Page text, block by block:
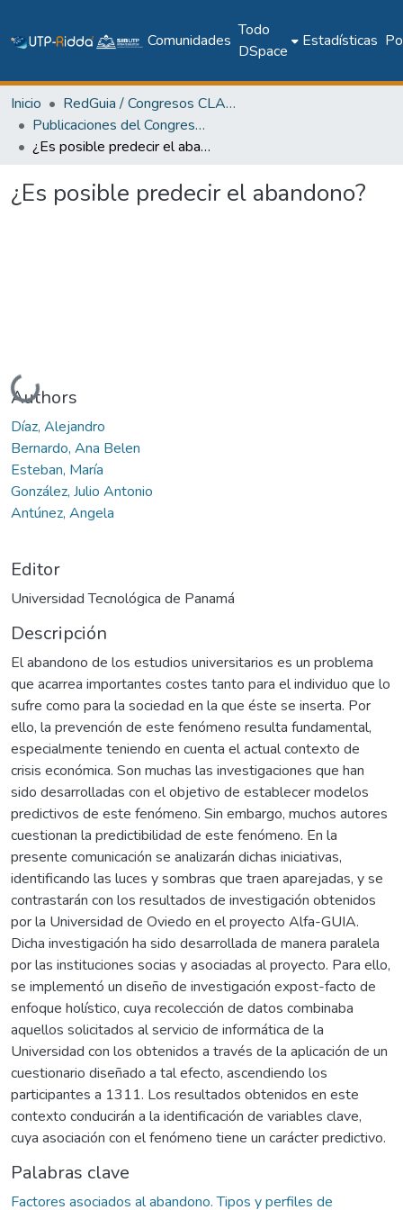
Comunidades
Todo
DSpace
Estadísticas
Inicio
RedGuia / Congresos CLABES
Publicaciones del Congreso Internacional CLABES
¿Es posible predecir el abandono?
¿Es posible predecir el abandono?
Cargando...
Authors
Díaz, Alejandro
Bernardo, Ana Belen
Esteban, María
González, Julio Antonio
Antúnez, Angela
Editor
Universidad Tecnológica de Panamá
Descripción
El abandono de los estudios universitarios es un problema
que acarrea importantes costes tanto para el individuo que lo
sufre como para la sociedad en la que éste se inserta. Por
ello, la prevención de este fenómeno resulta fundamental,
especialmente teniendo en cuenta el actual contexto de
crisis económica. Son muchas las investigaciones que han
sido desarrolladas con el objetivo de establecer modelos
predictivos de este fenómeno. Sin embargo, muchos autores
cuestionan la predictibilidad de este fenómeno. En la
presente comunicación se analizarán dichas iniciativas,
identificando las luces y sombras que traen aparejadas, y se
contrastarán con los resultados de investigación obtenidos
por la Universidad de Oviedo en el proyecto Alfa-GUIA.
Dicha investigación ha sido desarrollada de manera paralela
por las instituciones socias y asociadas al proyecto. Para ello,
se implementó un diseño de investigación expost-facto de
enfoque holístico, cuya recolección de datos combinaba
aquellos solicitados al servicio de informática de la
Universidad con los obtenidos a través de la aplicación de un
cuestionario diseñado a tal efecto, ascendiendo los
participantes a 1311. Los resultados obtenidos en este
contexto conducirán a la identificación de variables clave,
cuya asociación con el fenómeno tiene un carácter predictivo.
Palabras clave
Factores asociados al abandono. Tipos y perfiles de